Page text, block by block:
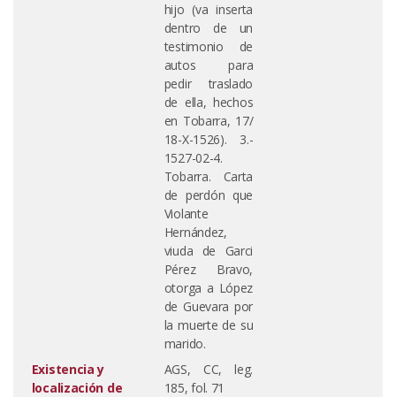
hijo (va inserta
dentro de un
testimonio de
autos para
pedir traslado
de ella, hechos
en Tobarra, 17/
18-X-1526). 3.-
1527-02-4.
Tobarra. Carta
de perdón que
Violante
Hernández,
viuda de Garci
Pérez Bravo,
otorga a López
de Guevara por
la muerte de su
marido.
Existencia y
localización de
AGS, CC, leg.
185, fol. 71